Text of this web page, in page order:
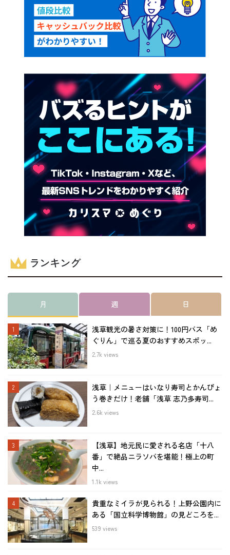
ランキング
月 週 日
浅草観光の暑さ対策に！100円バス「め
ぐりん」で巡る夏のおすすめスポッ...
2.7k views
浅草｜メニューはいなり寿司とかんぴょ
う巻きだけ！老舗「浅草 志乃多寿司...
2.6k views
【浅草】地元民に愛される名店「十八
番」で絶品ニラソバを堪能！極上の町
中...
1.1k views
貴重なミイラが見られる！上野公園内に
ある「国立科学博物館」の見どころを...
539 views